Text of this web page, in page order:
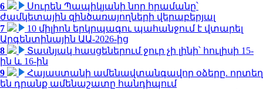
6
Սուրեն Պապիկյանի նոր հրամանը՝
ժամկետային զինծառայողների վերաբերյալ
7
10 միլիոն երկրպագու պահանջում է վտարել
Արգենտինային ԱԱ-2026-ից
8
Տասնյակ հասցեներում ջուր չի լինի՝ հուլիսի 15-
ին և 16-ին
9
Հայաստանի ամենավտանգավոր օձերը. որտեղ
են դրանք ամենաշատը հանդիպում